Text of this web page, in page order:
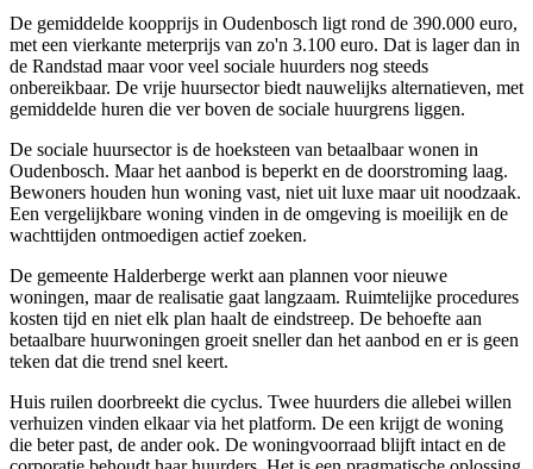
De gemiddelde koopprijs in Oudenbosch ligt rond de 390.000 euro,
met een vierkante meterprijs van zo'n 3.100 euro. Dat is lager dan in
de Randstad maar voor veel sociale huurders nog steeds
onbereikbaar. De vrije huursector biedt nauwelijks alternatieven, met
gemiddelde huren die ver boven de sociale huurgrens liggen.
De sociale huursector is de hoeksteen van betaalbaar wonen in
Oudenbosch. Maar het aanbod is beperkt en de doorstroming laag.
Bewoners houden hun woning vast, niet uit luxe maar uit noodzaak.
Een vergelijkbare woning vinden in de omgeving is moeilijk en de
wachttijden ontmoedigen actief zoeken.
De gemeente Halderberge werkt aan plannen voor nieuwe
woningen, maar de realisatie gaat langzaam. Ruimtelijke procedures
kosten tijd en niet elk plan haalt de eindstreep. De behoefte aan
betaalbare huurwoningen groeit sneller dan het aanbod en er is geen
teken dat die trend snel keert.
Huis ruilen doorbreekt die cyclus. Twee huurders die allebei willen
verhuizen vinden elkaar via het platform. De een krijgt de woning
die beter past, de ander ook. De woningvoorraad blijft intact en de